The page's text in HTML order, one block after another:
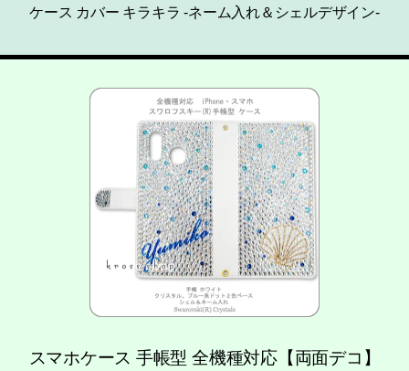
ケース カバー キラキラ -ネーム入れ＆シェルデザイン-
スマホケース 手帳型 全機種対応【両面デコ】